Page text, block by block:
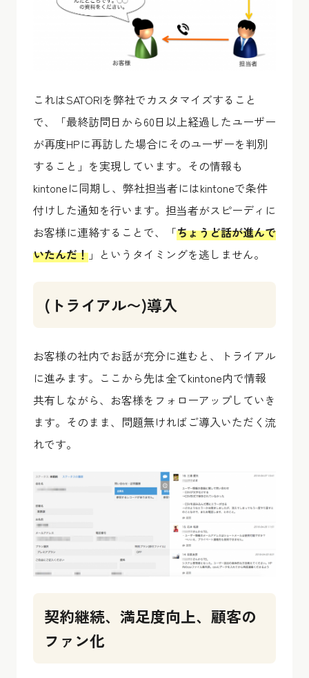
これはSATORIを弊社でカスタマイズすること
で、「最終訪問日から60日以上経過したユーザー
が再度HPに再訪した場合にそのユーザーを判別
すること」を実現しています。その情報も
kintoneに同期し、弊社担当者にはkintoneで条件
付けした通知を行います。担当者がスピーディに
お客様に連絡することで、「ちょうど話が進んで
いたんだ！ 」というタイミングを逃しません。
(トライアル〜)導入
お客様の社内でお話が充分に進むと、トライアル
に進みます。ここから先は全てkintone内で情報
共有しながら、お客様をフォローアップしていき
ます。そのまま、問題無ければご導入いただく流
れです。
契約継続、満足度向上、顧客の
ファン化